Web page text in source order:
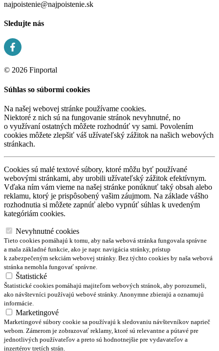
najpoistenie@najpoistenie.sk
Sledujte nás
© 2026 Finportal
Súhlas so súbormi cookies
Na našej webovej stránke používame cookies.
Niektoré z nich sú na fungovanie stránok nevyhnutné, no
o využívaní ostatných môžete rozhodnúť vy sami. Povolením
cookies môžete zlepšiť váš užívateľský zážitok na našich webových
stránkach.
Cookies sú malé textové súbory, ktoré môžu byť používané
webovými stránkami, aby urobili užívateľský zážitok efektívnym.
Vďaka ním vám vieme na našej stránke ponúknuť taký obsah alebo
reklamu, ktorý je prispôsobený vašim záujmom. Na základe vášho
rozhodnutia si môžete zapnúť alebo vypnúť súhlas k uvedeným
kategóriám cookies.
Nevyhnutné cookies
Tieto cookies pomáhajú k tomu, aby naša webová stránka fungovala správne
a mala základné funkcie, ako je napr. navigácia stránky, prístup
k zabezpečeným sekciám webovej stránky. Bez týchto cookies by naša webová
stránka nemohla fungovať správne.
Štatistické
Štatistické cookies pomáhajú majiteľom webových stránok, aby porozumeli,
ako návštevníci používajú webové stránky. Anonymne zbierajú a oznamujú
informácie.
Marketingové
Marketingové súbory cookie sa používajú k sledovaniu návštevníkov naprieč
webom. Zámerom je zobrazovať reklamy, ktoré sú relevantne a pútavé pre
jednotlivých používateľov a preto sú hodnotnejšie pre vydavateľov a
inzertérov tretích strán.